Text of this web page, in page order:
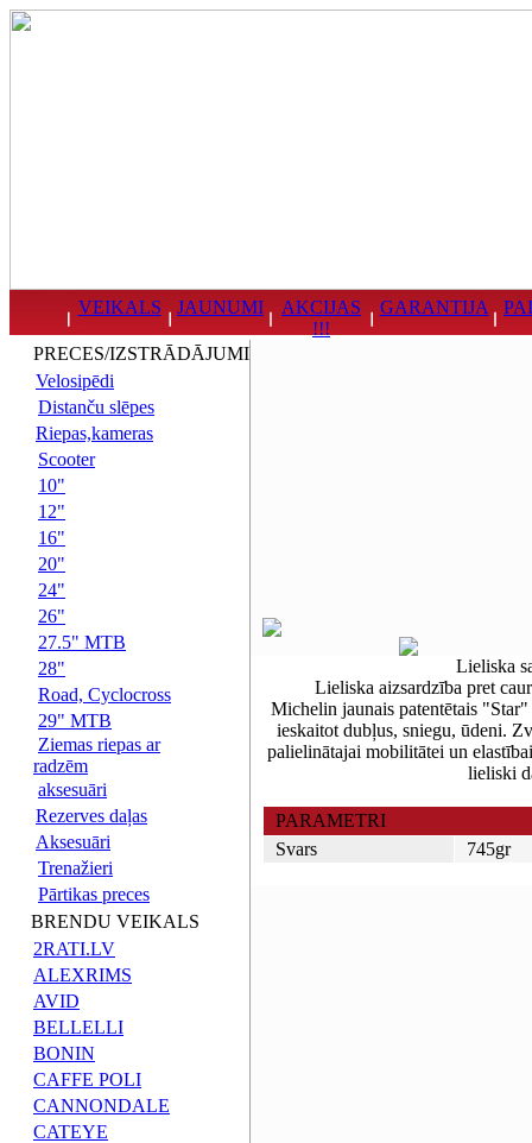
VEIKALS JAUNUMI
AKCIJAS
!!!
GARANTIJA
PRECES/IZSTRĀDĀJUMI
Velosipēdi
Distanču slēpes
Riepas,kameras
Scooter
10"
12"
16"
20"
24"
26"
27.5" MTB
28"
Road, Cyclocross
29" MTB
Ziemas riepas ar
radzēm
aksesuāri
Rezerves daļas
Aksesuāri
Trenažieri
Pārtikas preces
BRENDU VEIKALS
2RATI.LV
ALEXRIMS
AVID
BELLELLI
BONIN
CAFFE POLI
CANNONDALE
CATEYE
Lieliska
Lieliska aizsardzība pret
Michelin jaunais patentētais
ieskaitot dubļus, sniegu, ūdeni.
palielinātajai mobilitātei un
lieliski
PARAMETRI
Svars
745gr